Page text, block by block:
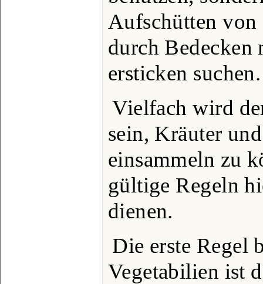
Aufschütten von
durch Bedecken
ersticken suchen.
Vielfach wird
sein, Kräuter
einsammeln zu
gültige Regeln
dienen.
Die erste Regel
Vegetabilien ist